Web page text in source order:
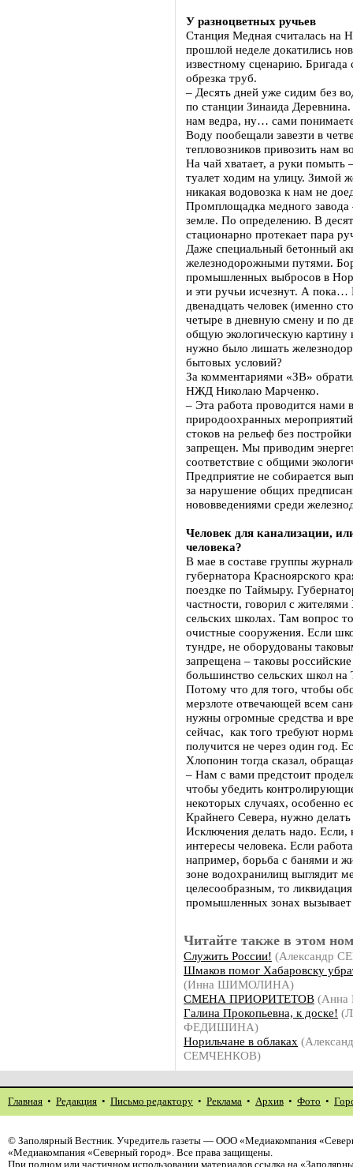
У разноцветных ручьев
Станция Медная считалась
прошлой неделе докатились
известному сценарию. Бригада
обрезка труб.
– Десять дней уже сидим без
по станции Зинаида
нам ведра, ну… сами
Воду пообещали завезти в
тепловозников привозить нам
На чай хватает, а руки помыть
туалет ходим на улицу. Зимой
никакая водовозка к нам не
Промплощадка медного завода
земле. По определению. В
стационарно протекает пара
Даже специальный бетонный
железнодорожными путями.
промышленных выбросов в
и эти ручьи исчезнут. А
двенадцать человек (именно
четыре в дневную смену и по
общую экологическую
нужно было лишать
бытовых условий?
За комментариями «ЗВ»
НЖД Николаю Марченко.
– Эта работа проводится нами
природоохранных
стоков на рельеф без
запрещен. Мы приводим
соответствие с общими
Предприятие не собирается
за нарушение общих
нововведениями среди
Человек для канализации,
человека?
В мае в составе группы
губернатора Красноярского
поездке по Таймыру.
частности, говорил с жителями
сельских школах. Там вопрос
очистные сооружения. Если
тундре, не оборудованы
запрещена – таковы
большинство сельских школ
Потому что для того, чтобы
мерзлоте отвечающей всем
нужны огромные средства и
сейчас, как того требуют
получится не через один год.
Хлопонин тогда сказал,
– Нам с вами предстоит
чтобы убедить
некоторых случаях, особенно
Крайнего Севера, нужно
Исключения делать надо. Если,
интересы человека. Если
например, борьба с банями и
зоне водохранилищ выглядит
целесообразным, то
промышленных зонах
Читайте также в этом
Служить России! (Александр
Шмаков помог Хабаровску
(Инна ШИМОЛИНА)
СМЕНА ПРИОРИТЕТОВ
Галина Прокопьевна, к доске!
ФЕДИШИНА)
Норильчане в облаках
СЕМЧЕНКОВ)
Главная • Редакция • Письмо редактору • Реклама • Архив • Фото •
© Заполярный Вестник. Учредитель газеты — ООО «Медиакомпания
«Медиакомпания «Северный город». Все права защищены.
При полном или частичном использовании материалов ссылка на